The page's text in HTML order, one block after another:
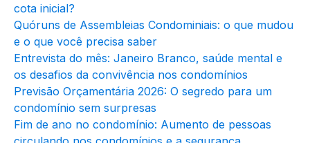
cota inicial?
Quóruns de Assembleias Condominiais: o que mudou
e o que você precisa saber
Entrevista do mês: Janeiro Branco, saúde mental e
os desafios da convivência nos condomínios
Previsão Orçamentária 2026: O segredo para um
condomínio sem surpresas
Fim de ano no condomínio: Aumento de pessoas